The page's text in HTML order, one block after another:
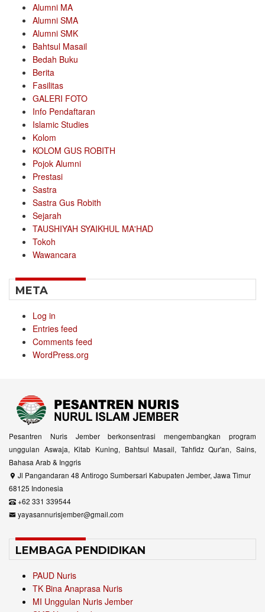
Alumni MA
Alumni SMA
Alumni SMK
Bahtsul Masail
Bedah Buku
Berita
Fasilitas
GALERI FOTO
Info Pendaftaran
Islamic Studies
Kolom
KOLOM GUS ROBITH
Pojok Alumni
Prestasi
Sastra
Sastra Gus Robith
Sejarah
TAUSHIYAH SYAIKHUL MA'HAD
Tokoh
Wawancara
META
Log in
Entries feed
Comments feed
WordPress.org
Pesantren Nuris Jember berkonsentrasi mengembangkan program
unggulan Aswaja, Kitab Kuning, Bahtsul Masail, Tahfidz Qur'an, Sains,
Bahasa Arab & Inggris
Jl Pangandaran 48 Antirogo Sumbersari Kabupaten Jember, Jawa Timur
68125 Indonesia
+62 331 339544
yayasannurisjember@gmail.com
LEMBAGA PENDIDIKAN
PAUD Nuris
TK Bina Anaprasa Nuris
MI Unggulan Nuris Jember